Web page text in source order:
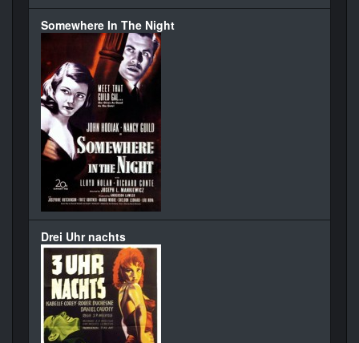
Somewhere In The Night
Drei Uhr nachts